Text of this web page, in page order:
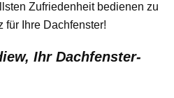
Zufriedenheit bedienen zu
für Ihre Dachfenster!
Ihr Dachfenster-